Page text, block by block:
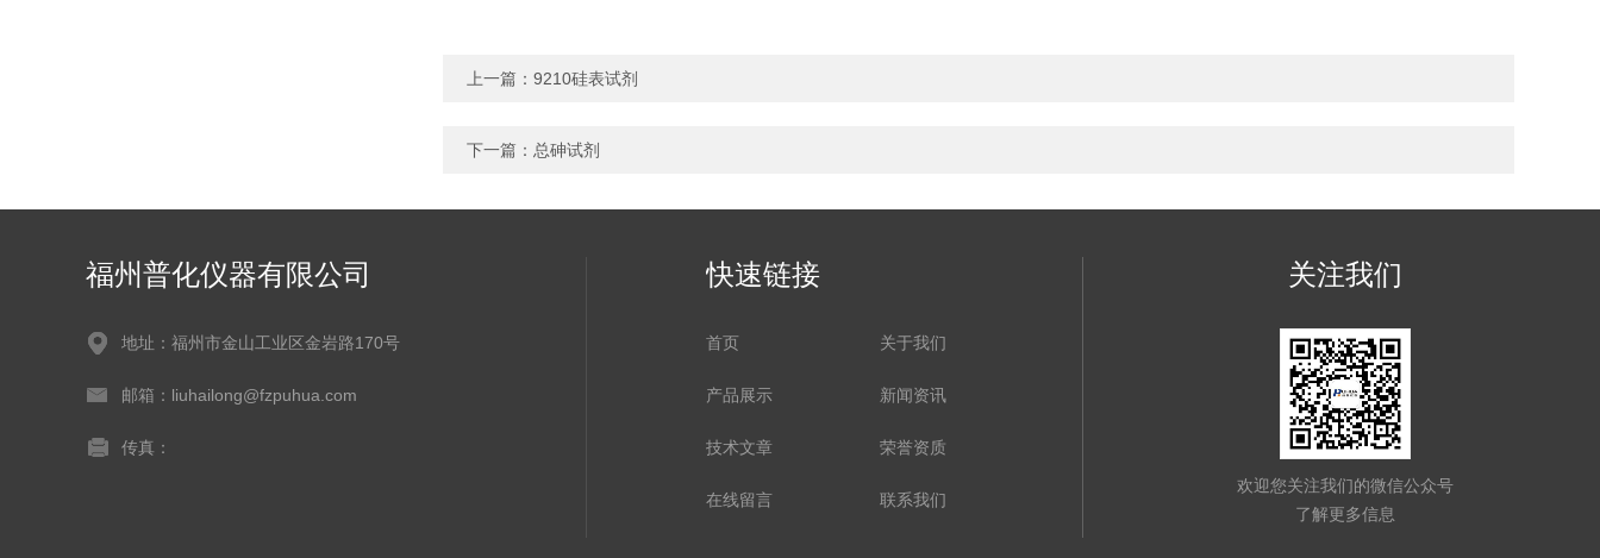
上一篇： 9210硅表试剂
下一篇： 总砷试剂
福州普化仪器有限公司
地址：福州市金山工业区金岩路170号
邮箱：liuhailong@fzpuhua.com
传真：
快速链接
首页 关于我们
产品展示 新闻资讯
技术文章 荣誉资质
在线留言 联系我们
关注我们
欢迎您关注我们的微信公众号
了解更多信息